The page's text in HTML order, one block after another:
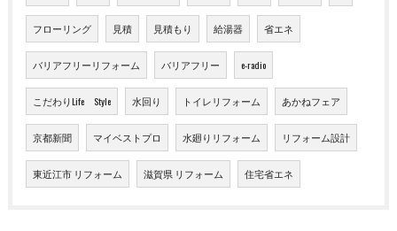
フローリング 見積 見積もり 給湯器 省エネ
バリアフリーリフォーム バリアフリー e-radio
こだわりLife Style 水回り トイレリフォーム あかねフェア
京都新聞 マイベストプロ 水廻りリフォーム リフォーム設計
東近江市 リフォーム 滋賀県 リフォーム 住宅省エネ